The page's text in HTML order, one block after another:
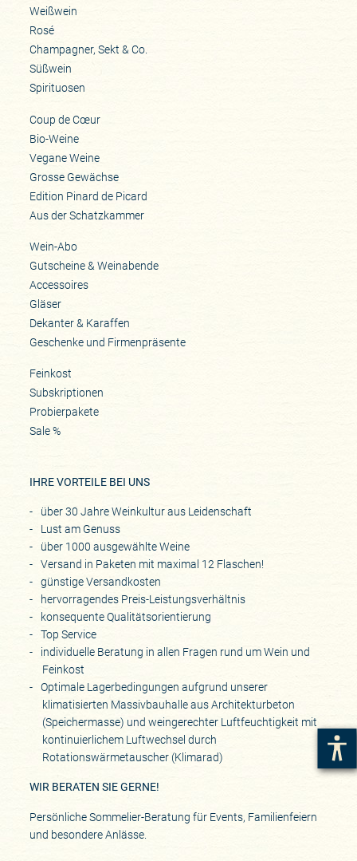
Weißwein
Rosé
Champagner, Sekt & Co.
Süßwein
Spirituosen
Coup de Cœur
Bio-Weine
Vegane Weine
Grosse Gewächse
Edition Pinard de Picard
Aus der Schatzkammer
Wein-Abo
Gutscheine & Weinabende
Accessoires
Gläser
Dekanter & Karaffen
Geschenke und Firmenpräsente
Feinkost
Subskriptionen
Probierpakete
Sale %
IHRE VORTEILE BEI UNS
über 30 Jahre Weinkultur aus Leidenschaft
Lust am Genuss
über 1000 ausgewählte Weine
Versand in Paketen mit maximal 12 Flaschen!
günstige Versandkosten
hervorragendes Preis-Leistungsverhältnis
konsequente Qualitätsorientierung
Top Service
individuelle Beratung in allen Fragen rund um Wein und
Feinkost
Optimale Lagerbedingungen aufgrund unserer
klimatisierten Massivbauhalle aus Architekturbeton
(Speichermasse) und weingerechter Luftfeuchtigkeit mit
kontinuierlichem Luftwechsel durch
Rotationswärmetauscher (Klimarad)
WIR BERATEN SIE GERNE!
Persönliche Sommelier-Beratung für Events, Familienfeiern
und besondere Anlässe.